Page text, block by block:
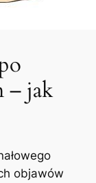
– jak
objawów